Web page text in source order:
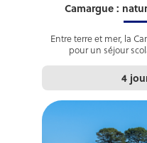
Camargue :
Entre terre et mer, la
pour un séjour
4